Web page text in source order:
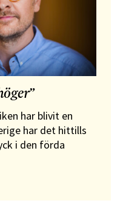
har blivit en
har det hittills
i den förda